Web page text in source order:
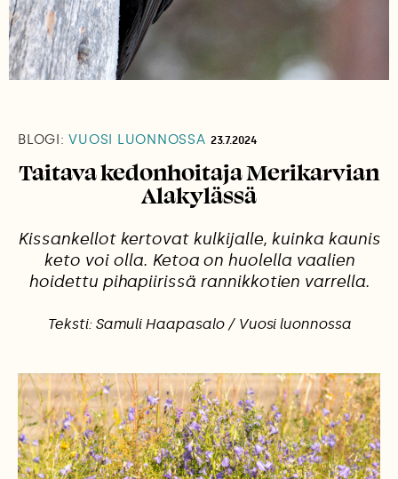
BLOGI: VUOSI LUONNOSSA 23.7.2024
Taitava kedonhoitaja Merikarvian
Alakylässä
Kissankellot kertovat kulkijalle, kuinka kaunis
keto voi olla. Ketoa on huolella vaalien
hoidettu pihapiirissä rannikkotien varrella.
Teksti: Samuli Haapasalo / Vuosi luonnossa